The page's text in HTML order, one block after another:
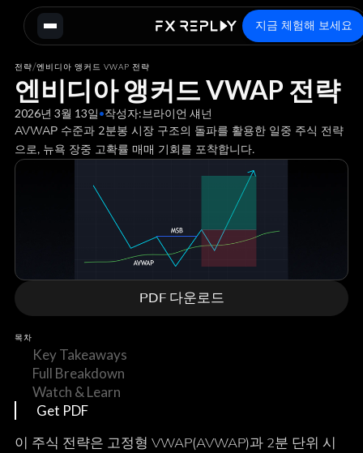
지금 체험해 보세요
전략/엔비디아 앵커드 VWAP 전략
엔비디아 앵커드 VWAP 전략
2026년 3월 13일•작성자:브라이언 섀넌
AVWAP 수준과 2분봉 시장 구조의 돌파를 활용한 일중 주식 전략
으로, 뉴욕 장중 고확률 매매 기회를 포착합니다.
PDF 다운로드
목차
Key Takeaways
Full Breakdown
Watch & Learn
Get PDF
이 주식 전략은 고정형 VWAP(AVWAP)과 2분 단위 시